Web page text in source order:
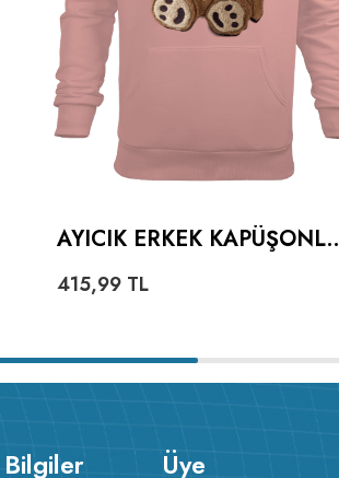
AYICIK ERKEK KAPÜŞONLU
415,99 TL
Üye